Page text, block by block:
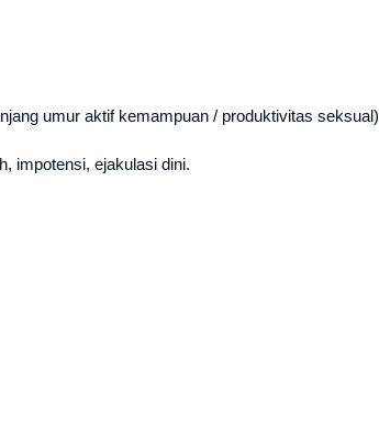
umur aktif kemampuan / produktivitas seksual)
impotensi, ejakulasi dini.